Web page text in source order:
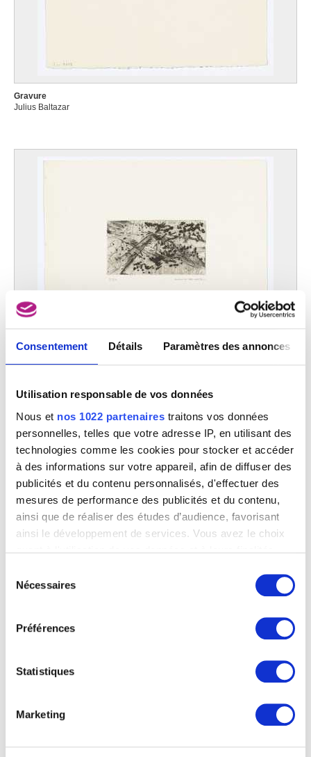
Consentement Détails Paramètres des annonces
Utilisation responsable de vos données
Nous et nos 1022 partenaires traitons vos données
personnelles, telles que votre adresse IP, en utilisant des
technologies comme les cookies pour stocker et accéder
à des informations sur votre appareil, afin de diffuser des
publicités et du contenu personnalisés, d'effectuer des
mesures de performance des publicités et du contenu,
ainsi que de réaliser des études d’audience, favorisant
ainsi le développement de services. Vous avez le choix
quant à l'utilisation de vos données et à leurs finalités.
tout moment en consultant la Déclaration relative aux
cookies ou en cliquant sur l'icône de confidentialité.
Si vous le permettez, nous aimerions également :
géographique qui peuvent être précises à plusieurs
mètres près
pour en relever les caractéristiques spécifiques
(empreintes digitales).
Nécessaires
Préférences
Statistiques
Marketing
Gravure
Julius Baltazar
Gravure